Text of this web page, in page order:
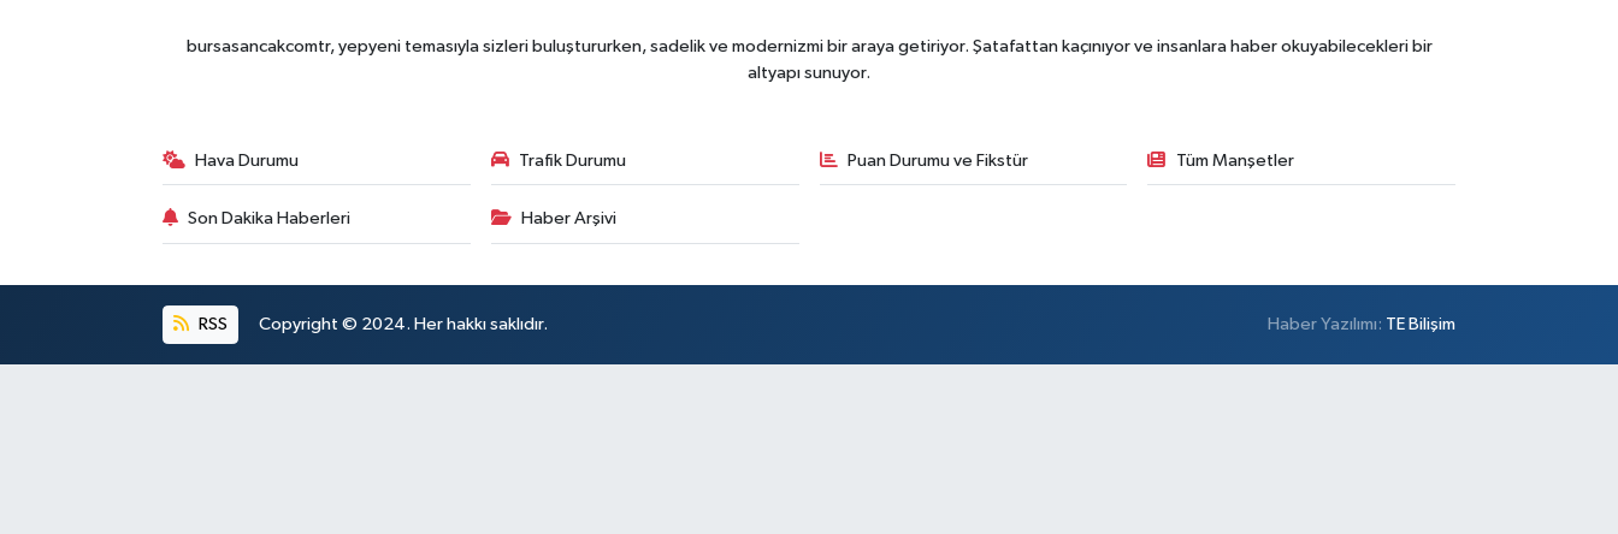
bursasancakcomtr, yepyeni temasıyla sizleri buluştururken, sadelik ve modernizmi bir araya getiriyor. Şatafattan kaçınıyor ve insanlara haber okuyabilecekleri bir
altyapı sunuyor.
Hava Durumu Trafik Durumu Puan Durumu ve Fikstür Tüm Manşetler
Son Dakika Haberleri Haber Arşivi
RSS Copyright © 2024. Her hakkı saklıdır. Haber Yazılımı: TE Bilişim